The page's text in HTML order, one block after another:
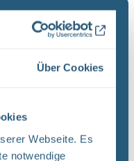
Über Cookies
Webseite. Es
notwendige
Morsleben Die
bleiben
2019, und Freitag,
Tags der
Osterferien